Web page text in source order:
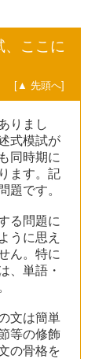
ここに
[▲ 先頭へ]
りまし
式模試が
同時期に
ます。記
題です。
る問題に
うに思え
ん。特に
、単語・
文は簡単
等の修飾
の骨格を